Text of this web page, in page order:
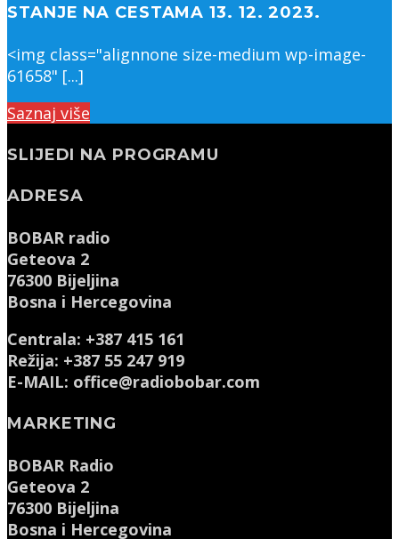
STANJE NA CESTAMA 13. 12. 2023.
<img class="alignnone size-medium wp-image-
61658" [...]
Saznaj više
SLIJEDI NA PROGRAMU
ADRESA
BOBAR radio
Geteova 2
76300 Bijeljina
Bosna i Hercegovina
Centrala: +387 415 161
Režija: +387 55 247 919
E-MAIL: office@radiobobar.com
MARKETING
BOBAR Radio
Geteova 2
76300 Bijeljina
Bosna i Hercegovina